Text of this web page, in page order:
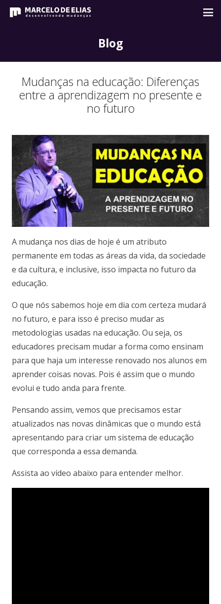
Blog
Mudanças na educação: Diferenças
entre a aprendizagem no presente e
no futuro
A mudança nos dias de hoje é um atributo
permanente em todas as áreas da vida, da sociedade
e da cultura, e inclusive, isso impacta no futuro da
educação.
O que nós sabemos hoje em dia com certeza mudará
no futuro, e para isso é preciso mudar as
metodologias usadas na educação. Ou seja, os
educadores precisam mudar a forma como ensinam
para que haja um interesse renovado nos alunos em
aprender coisas novas. Pois é assim que o mundo
evolui e tudo anda para frente.
Pensando assim, vemos que precisamos estar
atualizados nas novas dinâmicas que o mundo está
apresentando para criar um sistema de educação
que corresponda a essa demanda.
Assista ao vídeo abaixo para entender melhor.